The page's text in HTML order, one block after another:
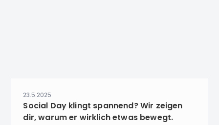
23.5.2025
Social Day klingt spannend? Wir zeigen
dir, warum er wirklich etwas bewegt.